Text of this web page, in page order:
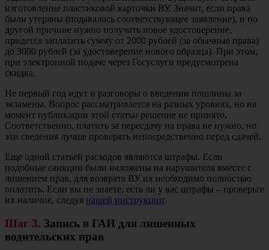
изготовление пластиковой карточки ВУ. Значит, если права
были утеряны (подавалось соответствующее заявление), и по
другой причине нужно получать новое удостоверение,
придется заплатить сумму от 2000 рублей (за обычные права)
до 3000 рублей (за удостоверение нового образца). При этом,
при электронной подаче через Госуслуги предусмотрена
скидка.
Не первый год идут и разговоры о введении пошлины за
экзамены. Вопрос рассматривается на разных уровнях, но на
момент публикации этой статьи решение не принято.
Соответственно, платить за пересдачу на права не нужно, но
эти сведения лучше проверять непосредственно перед сдачей.
Еще одной статьей расходов являются штрафы. Если
подобные санкции были наложены на нарушителя вместе с
лишением прав, для возврата ВУ их необходимо полностью
оплатить. Если вы не знаете, есть ли у вас штрафы – проверьте
их наличие, следуя нашей инструкции.
Шаг 3. Запись в ГАИ для лишенных
водительских прав